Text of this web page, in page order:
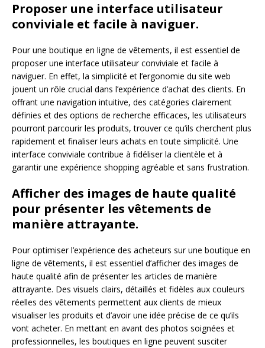
Proposer une interface utilisateur
conviviale et facile à naviguer.
Pour une boutique en ligne de vêtements, il est essentiel de
proposer une interface utilisateur conviviale et facile à
naviguer. En effet, la simplicité et l’ergonomie du site web
jouent un rôle crucial dans l’expérience d’achat des clients. En
offrant une navigation intuitive, des catégories clairement
définies et des options de recherche efficaces, les utilisateurs
pourront parcourir les produits, trouver ce qu’ils cherchent plus
rapidement et finaliser leurs achats en toute simplicité. Une
interface conviviale contribue à fidéliser la clientèle et à
garantir une expérience shopping agréable et sans frustration.
Afficher des images de haute qualité
pour présenter les vêtements de
manière attrayante.
Pour optimiser l’expérience des acheteurs sur une boutique en
ligne de vêtements, il est essentiel d’afficher des images de
haute qualité afin de présenter les articles de manière
attrayante. Des visuels clairs, détaillés et fidèles aux couleurs
réelles des vêtements permettent aux clients de mieux
visualiser les produits et d’avoir une idée précise de ce qu’ils
vont acheter. En mettant en avant des photos soignées et
professionnelles, les boutiques en ligne peuvent susciter